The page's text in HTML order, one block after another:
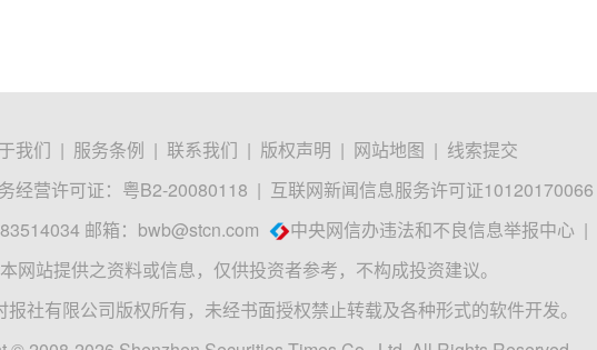
我们 | 服务条例 | 联系我们 | 版权声明 | 网站地图 | 线索提交
经营许可证：粤B2-20080118 | 互联网新闻信息服务许可证10120170066
邮箱： bwb@stcn.com 中央网信办违法和不良信息举报中心 |
本网站提供之资料或信息，仅供投资者参考，不构成投资建议。
报社有限公司版权所有，未经书面授权禁止转载及各种形式的软件开发。